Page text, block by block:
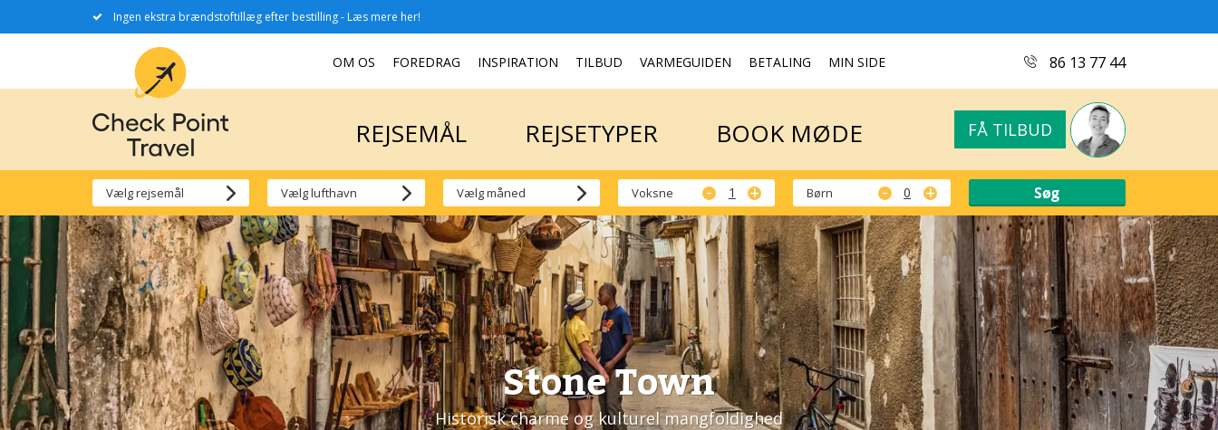
Ingen ekstra brændstoftillæg efter bestilling - Læs mere her!
86 13 77 44
OM OS FOREDRAG INSPIRATION TILBUD VARMEGUIDEN BETALING MIN SIDE
REJSEMÅL REJSETYPER BOOK MØDE FÅ TILBUD
REJSEMÅL REJSETYPER BOOK MØDE FÅ TILBUD
Voksne - + Børn - +
Stone Town
Historisk charme og kulturel mangfoldighed